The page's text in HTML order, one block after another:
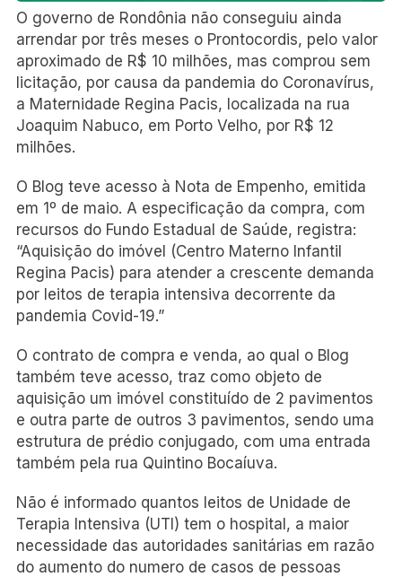
O governo de Rondônia não conseguiu ainda
arrendar por três meses o Prontocordis, pelo valor
aproximado de R$ 10 milhões, mas comprou sem
licitação, por causa da pandemia do Coronavírus,
a Maternidade Regina Pacis, localizada na rua
Joaquim Nabuco, em Porto Velho, por R$ 12
milhões.
O Blog teve acesso à Nota de Empenho, emitida
em 1º de maio. A especificação da compra, com
recursos do Fundo Estadual de Saúde, registra:
“Aquisição do imóvel (Centro Materno Infantil
Regina Pacis) para atender a crescente demanda
por leitos de terapia intensiva decorrente da
pandemia Covid-19.”
O contrato de compra e venda, ao qual o Blog
também teve acesso, traz como objeto de
aquisição um imóvel constituído de 2 pavimentos
e outra parte de outros 3 pavimentos, sendo uma
estrutura de prédio conjugado, com uma entrada
também pela rua Quintino Bocaíuva.
Não é informado quantos leitos de Unidade de
Terapia Intensiva (UTI) tem o hospital, a maior
necessidade das autoridades sanitárias em razão
do aumento do numero de casos de pessoas